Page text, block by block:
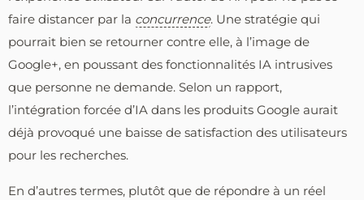
faire distancer par la concurrence. Une stratégie qui
pourrait bien se retourner contre elle, à l’image de
Google+, en poussant des fonctionnalités IA intrusives
que personne ne demande. Selon un rapport,
l’intégration forcée d’IA dans les produits Google aurait
déjà provoqué une baisse de satisfaction des utilisateurs
pour les recherches.
En d’autres termes, plutôt que de répondre à un réel